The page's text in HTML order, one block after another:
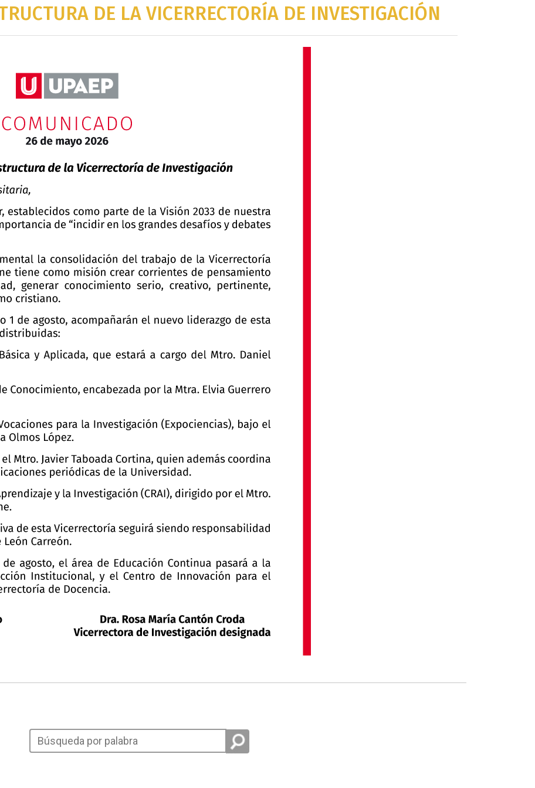
DE LA VICERRECTORÍA DE INVESTIGACIÓN